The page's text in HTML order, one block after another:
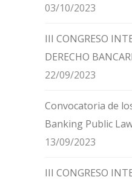
03/10/2023
III CONGRESO
DERECHO
22/09/2023
Convocatoria de
Banking Public
13/09/2023
III CONGRESO